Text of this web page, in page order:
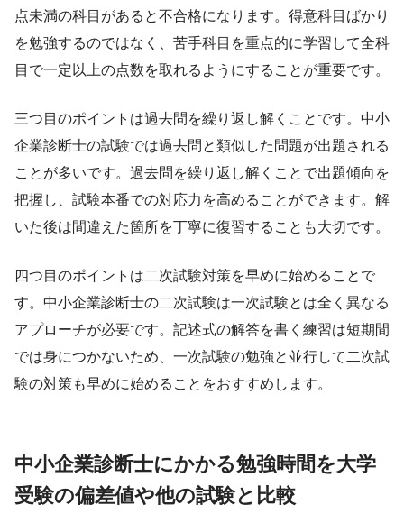
点未満の科目があると不合格になります。得意科目ばかり
を勉強するのではなく、苦手科目を重点的に学習して全科
目で一定以上の点数を取れるようにすることが重要です。
三つ目のポイントは過去問を繰り返し解くことです。中小
企業診断士の試験では過去問と類似した問題が出題される
ことが多いです。過去問を繰り返し解くことで出題傾向を
把握し、試験本番での対応力を高めることができます。解
いた後は間違えた箇所を丁寧に復習することも大切です。
四つ目のポイントは二次試験対策を早めに始めることで
す。中小企業診断士の二次試験は一次試験とは全く異なる
アプローチが必要です。記述式の解答を書く練習は短期間
では身につかないため、一次試験の勉強と並行して二次試
験の対策も早めに始めることをおすすめします。
中小企業診断士にかかる勉強時間を大学
受験の偏差値や他の試験と比較